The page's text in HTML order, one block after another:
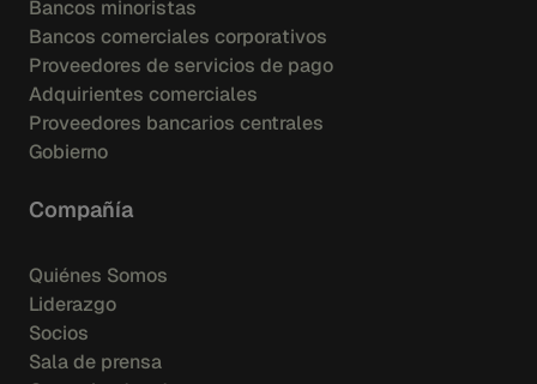
Bancos minoristas
Bancos comerciales corporativos
Proveedores de servicios de pago
Adquirientes comerciales
Proveedores bancarios centrales
Gobierno
Compañía
Quiénes Somos
Liderazgo
Socios
Sala de prensa